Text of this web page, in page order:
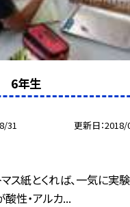
6年生
31 更新日 2018/
ス紙とくれば、一気に実験
性・アルカ...